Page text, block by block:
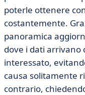
poterle ottenere
costantemente.
panoramica
dove i dati
interessato,
causa solitamente
contrario,